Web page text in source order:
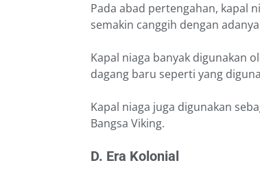
Pada abad pertengahan, kapal
semakin canggih dengan
Kapal niaga banyak digunakan
dagang baru seperti yang
Kapal niaga juga digunakan
Bangsa Viking.
D. Era Kolonial